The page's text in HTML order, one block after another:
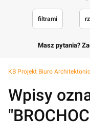
filtrami
Masz pytania?
KB Projekt Biuro
Wpisy